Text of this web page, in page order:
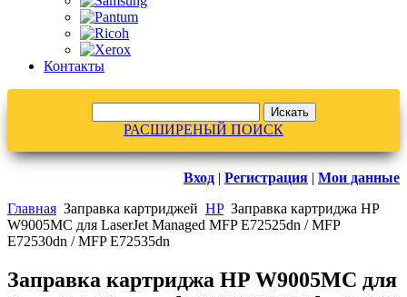
Контакты
РАСШИРЕНЫЙ ПОИСК
Вход | Регистрация | Мои данные
Главная Заправка картриджей HP Заправка картриджа HP
W9005MC для LaserJet Managed MFP E72525dn / MFP
E72530dn / MFP E72535dn
Заправка картриджа HP W9005MC для